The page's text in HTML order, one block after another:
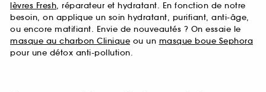
lèvres Fresh, réparateur et hydratant. En fonction de notre
besoin, on applique un soin hydratant, purifiant, anti-âge,
ou encore matifiant. Envie de nouveautés ? On essaie le
masque au charbon Clinique ou un masque boue Sephora
pour une détox anti-pollution.